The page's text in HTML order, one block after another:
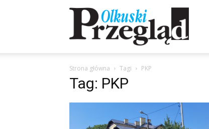
Przegląd
Olkuski
Strona główna Tagi PKP
Tag: PKP